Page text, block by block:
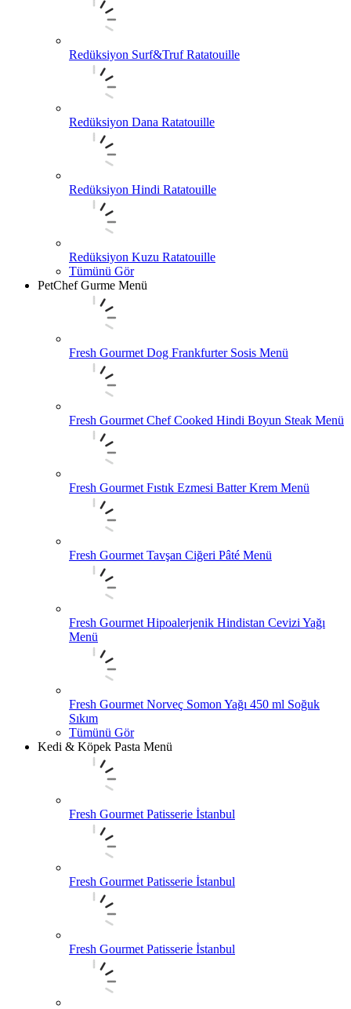
Redüksiyon Surf&Truf Ratatouille
Redüksiyon Dana Ratatouille
Redüksiyon Hindi Ratatouille
Redüksiyon Kuzu Ratatouille
Tümünü Gör
PetChef Gurme Menü
Fresh Gourmet Dog Frankfurter Sosis Menü
Fresh Gourmet Chef Cooked Hindi Boyun Steak Menü
Fresh Gourmet Fıstık Ezmesi Batter Krem Menü
Fresh Gourmet Tavşan Ciğeri Pâté Menü
Fresh Gourmet Hipoalerjenik Hindistan Cevizi Yağı
Menü
Fresh Gourmet Norveç Somon Yağı 450 ml Soğuk
Sıkım
Tümünü Gör
Kedi & Köpek Pasta Menü
Fresh Gourmet Patisserie İstanbul
Fresh Gourmet Patisserie İstanbul
Fresh Gourmet Patisserie İstanbul